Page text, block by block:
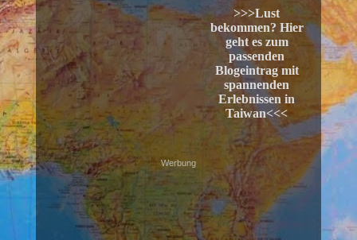
>>>Lust
bekommen? Hier
geht es zum
passenden
Blogeintrag mit
spannenden
Erlebnissen in
Taiwan<<<
Werbung